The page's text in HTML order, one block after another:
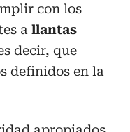
con los
a llantas
decir, que
definidos en la